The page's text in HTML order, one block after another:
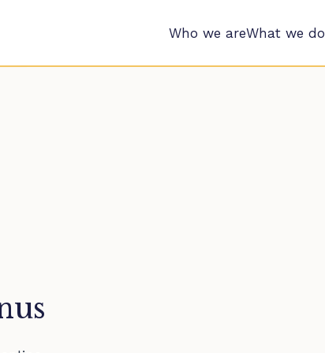
Who we areWhat we do